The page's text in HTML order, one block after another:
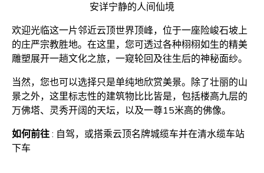
安详宁静的人间仙境
欢迎光临这一片邻近云顶世界顶峰，位于一座险峻石坡上
的庄严宗教胜地。在这里，您可透过各种栩栩如生的精美
雕塑展开一趟文化之旅，一窥轮回及往生后的神秘面纱。
当然，您也可以选择只是单纯地欣赏美景。除了壮丽的山
景之外，这里标志性的建筑物比比皆是，包括楼高九层的
万佛塔、灵秀开阔的天坛，以及一尊15米高的佛像。
如何前往: 自驾，或搭乘云顶名牌城缆车并在清水缆车站
下车